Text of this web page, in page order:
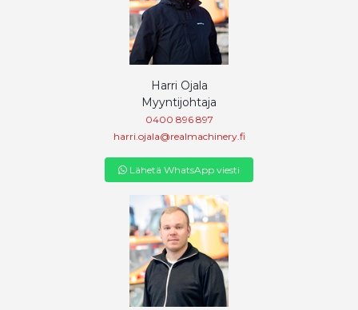
Harri Ojala
Myyntijohtaja
0400 896 897
harri.ojala@realmachinery.fi
Lähetä WhatsApp viesti